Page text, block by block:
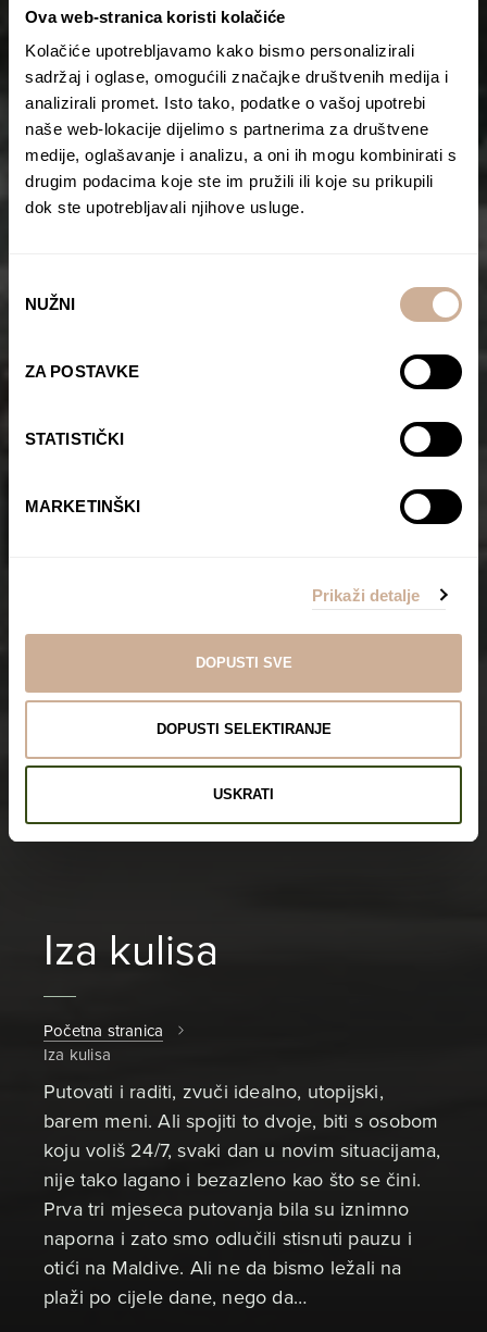
Ova web-stranica koristi kolačiće
Kolačiće upotrebljavamo kako bismo personalizirali
sadržaj i oglase, omogućili značajke društvenih medija i
analizirali promet. Isto tako, podatke o vašoj upotrebi
naše web-lokacije dijelimo s partnerima za društvene
medije, oglašavanje i analizu, a oni ih mogu kombinirati s
drugim podacima koje ste im pružili ili koje su prikupili
dok ste upotrebljavali njihove usluge.
pristanka
NUŽNI
ZA POSTAVKE
STATISTIČKI
MARKETINŠKI
Prikaži detalje
DOPUSTI SVE
DOPUSTI SELEKTIRANJE
USKRATI
Iza kulisa
Početna stranica
Iza kulisa
Putovati i raditi, zvuči idealno, utopijski,
barem meni. Ali spojiti to dvoje, biti s osobom
koju voliš 24/7, svaki dan u novim situacijama,
nije tako lagano i bezazleno kao što se čini.
Prva tri mjeseca putovanja bila su iznimno
naporna i zato smo odlučili stisnuti pauzu i
otići na Maldive. Ali ne da bismo ležali na
plaži po cijele dane, nego da…